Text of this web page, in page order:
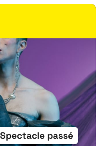
Spectacle passé